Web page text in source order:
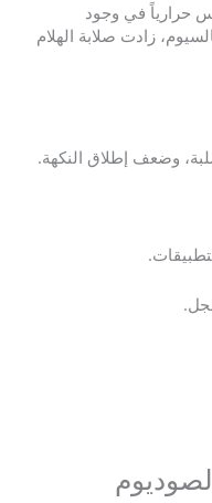
حرارياً في وجود
زادت صلابة الهلام
وضعف إطلاق النكهة.